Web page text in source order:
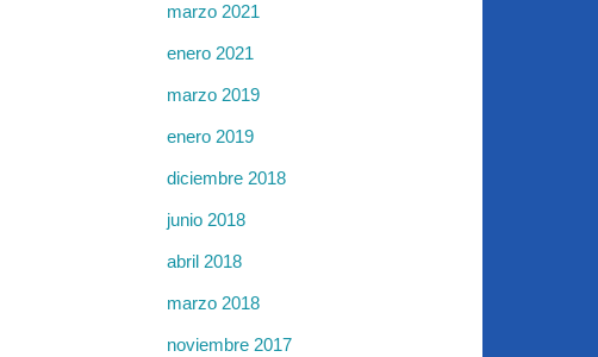
marzo 2021
enero 2021
marzo 2019
enero 2019
diciembre 2018
junio 2018
abril 2018
marzo 2018
noviembre 2017